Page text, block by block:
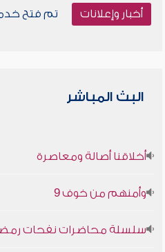
أخبار وإعلانات
تم فتح
البث المباشر
أخلاقنا أصالة ومعاصرة
وأمنهم من خوف 9
سلسلة محاضرات نفحات رمضانية